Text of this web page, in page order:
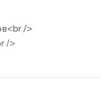
/>
/>